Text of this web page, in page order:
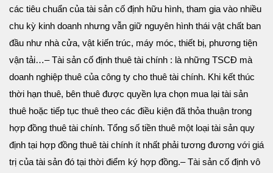
các tiêu chuẩn của tài sản cố định hữu hình, tham gia vào nhiều
chu kỳ kinh doanh nhưng vẫn giữ nguyên hình thái vật chất ban
đầu như nhà cửa, vật kiến trúc, máy móc, thiết bị, phương tiện
vận tải…– Tài sản cố định thuê tài chính : là những TSCĐ mà
doanh nghiệp thuê của công ty cho thuê tài chính. Khi kết thúc
thời hạn thuê, bên thuê được quyền lựa chọn mua lại tài sản
thuê hoặc tiếp tục thuê theo các điều kiện đã thỏa thuận trong
hợp đồng thuê tài chính. Tổng số tiền thuê một loại tài sản quy
định tại hợp đồng thuê tài chính ít nhất phải tương đương với giá
trị của tài sản đó tại thời điểm ký hợp đồng.– Tài sản cố định vô